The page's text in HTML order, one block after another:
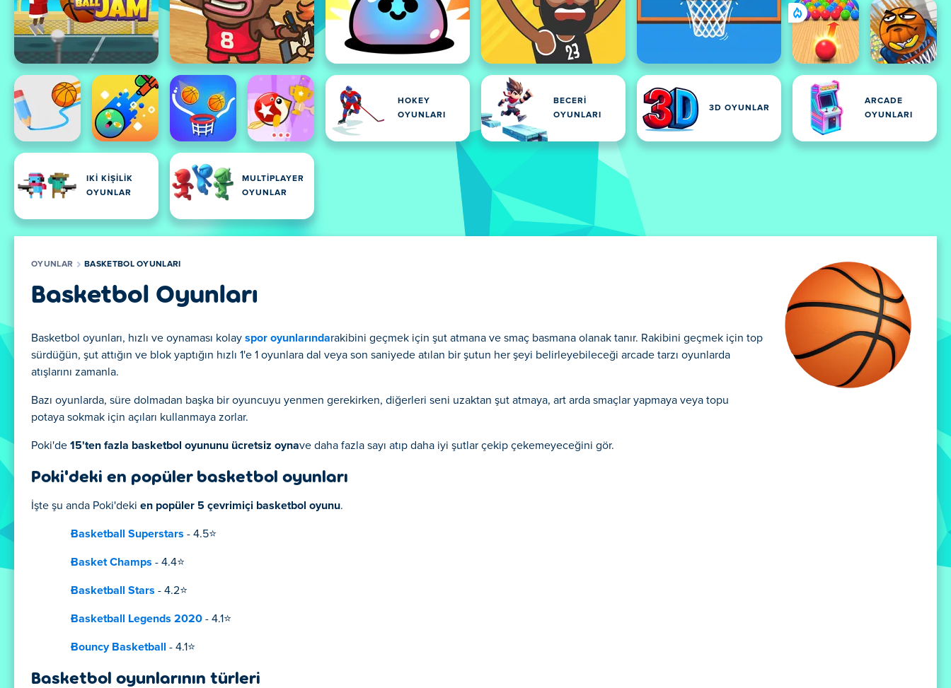
HOKEY
OYUNLARI
BECERI
OYUNLARI
3D OYUNLAR
ARCADE
OYUNLARI
IKI KIŞILIK
OYUNLAR
MULTIPLAYER
OYUNLAR
OYUNLAR BASKETBOL OYUNLARI
Basketbol Oyunları
Basketbol oyunları, hızlı ve oynaması kolay spor oyunlarındarakibini geçmek için şut atmana ve smaç basmana olanak tanır. Rakibini geçmek için top
sürdüğün, şut attığın ve blok yaptığın hızlı 1'e 1 oyunlara dal veya son saniyede atılan bir şutun her şeyi belirleyebileceği arcade tarzı oyunlarda
atışlarını zamanla.
Bazı oyunlarda, süre dolmadan başka bir oyuncuyu yenmen gerekirken, diğerleri seni uzaktan şut atmaya, art arda smaçlar yapmaya veya topu
potaya sokmak için açıları kullanmaya zorlar.
Poki'de 15'ten fazla basketbol oyununu ücretsiz oynave daha fazla sayı atıp daha iyi şutlar çekip çekemeyeceğini gör.
Poki'deki en popüler basketbol oyunları
İşte şu anda Poki'deki en popüler 5 çevrimiçi basketbol oyunu.
Basketball Superstars - 4.5⭐
Basket Champs - 4.4⭐
Basketball Stars - 4.2⭐
Basketball Legends 2020 - 4.1⭐
Bouncy Basketball - 4.1⭐
Basketbol oyunlarının türleri